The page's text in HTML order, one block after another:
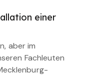
einer
aber im
Fachleuten